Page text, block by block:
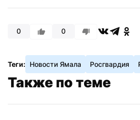
0 0
Теги: Новости Ямала Росгвардия
Также по теме